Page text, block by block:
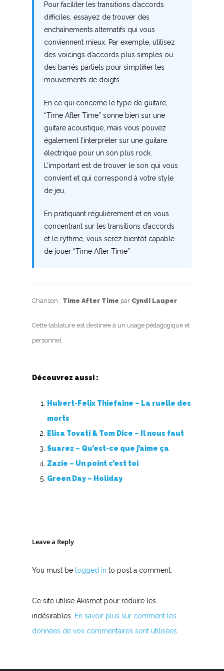
Pour faciliter les transitions d’accords
difficiles, essayez de trouver des
enchaînements alternatifs qui vous
conviennent mieux. Par exemple, utilisez
des voicings d’accords plus simples ou
des barrés partiels pour simplifier les
mouvements de doigts.
En ce qui concerne le type de guitare,
“Time After Time” sonne bien sur une
guitare acoustique, mais vous pouvez
également l’interpréter sur une guitare
électrique pour un son plus rock.
L’important est de trouver le son qui vous
convient et qui correspond à votre style
de jeu.
En pratiquant régulièrement et en vous
concentrant sur les transitions d’accords
et le rythme, vous serez bientôt capable
de jouer “Time After Time”
Chanson : Time After Time par Cyndi Lauper
Cette tablature est destinée à un usage pédagogique et
personnel.
Découvrez aussi :
Hubert-Felix Thiefaine – La ruelle des
morts
Elisa Tovati & Tom Dice – Il nous faut
Suarez – Qu’est-ce que j’aime ça
Zazie – Un point c’est toi
Green Day – Holiday
Leave a Reply
You must be logged in to post a comment.
Ce site utilise Akismet pour réduire les
indésirables.
En savoir plus sur comment les
données de vos commentaires sont utilisées
X
Y
Z
Top 100
Accords de guitare